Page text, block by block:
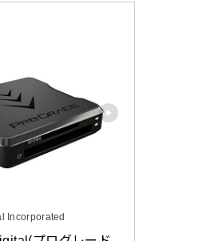
Incorporated